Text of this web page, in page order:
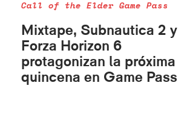
Call of the Elder Game Pass
Mixtape, Subnautica 2 y
Forza Horizon 6
protagonizan la próxima
quincena en Game Pass